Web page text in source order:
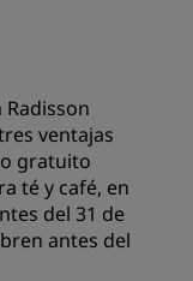
ventajas
gratuito
té y café, en
del 31 de
antes del